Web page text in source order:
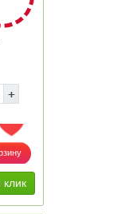
ДОБАВИТЬ В ИЗБРАННОЕ